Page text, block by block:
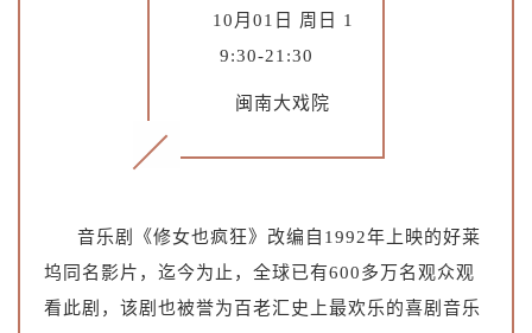
10月01日 周日 1
9:30-21:30
闽南大戏院
音乐剧《修女也疯狂》改编自1992年上映的好莱
坞同名影片，迄今为止，全球已有600多万名观众观
看此剧，该剧也被誉为百老汇史上最欢乐的喜剧音乐